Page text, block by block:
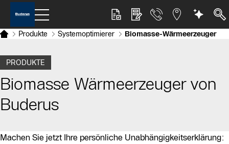
Produkte Systemoptimierer Biomasse-Wärmeerzeuger
PRODUKTE
Biomasse Wärmeerzeuger von
Buderus
Machen Sie jetzt Ihre persönliche Unabhängigkeitserklärung: